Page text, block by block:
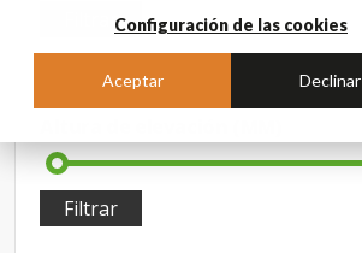
Configuración de las cookies
Aceptar Declinar
Filtrar
Filtrar